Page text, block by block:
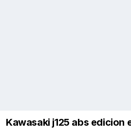
Kawasaki j125 abs edicion